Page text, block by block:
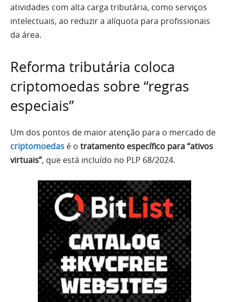
atividades com alta carga tributária, como serviços
intelectuais, ao reduzir a alíquota para profissionais
da área.
Reforma tributária coloca
criptomoedas sobre “regras
especiais”
Um dos pontos de maior atenção para o mercado de
criptomoedas é o tratamento específico para “ativos
virtuais”, que está incluído no PLP 68/2024.